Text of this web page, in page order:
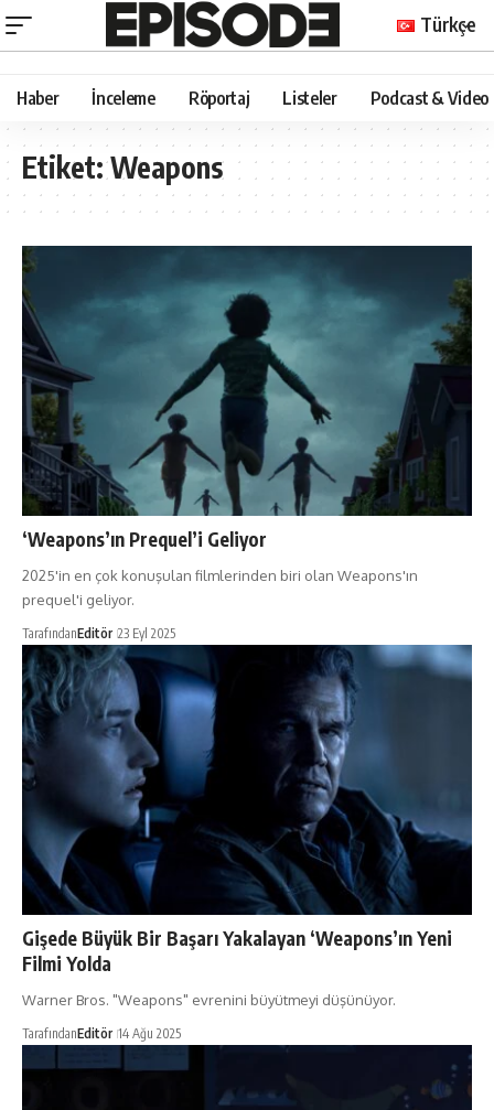
Türkçe
Haber İnceleme Röportaj Listeler Podcast & Video
Etiket:Weapons
‘Weapons’ın Prequel’i Geliyor
2025'in en çok konuşulan filmlerinden biri olan Weapons'ın
prequel'i geliyor.
TarafındanEditör 23 Eyl 2025
Gişede Büyük Bir Başarı Yakalayan ‘Weapons’ın Yeni
Filmi Yolda
Warner Bros. "Weapons" evrenini büyütmeyi düşünüyor.
TarafındanEditör 14 Ağu 2025